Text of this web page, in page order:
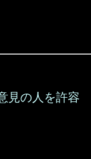
見の人を許容